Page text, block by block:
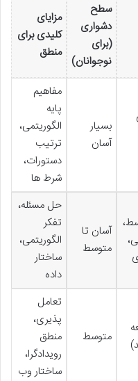
سطح
دشواری
(برای
نوجوانان)
مزایای
کلیدی برای
منطق
بسیار
آسان
مفاهیم
پایه
الگوریتمی،
ترتیب
دستورات،
شرط ها
آسان تا
متوسط
حل مسئله،
تفکر
الگوریتمی،
ساختار
داده
متوسط
تعامل
پذیری،
منطق
رویدادگرا،
ساختار وب